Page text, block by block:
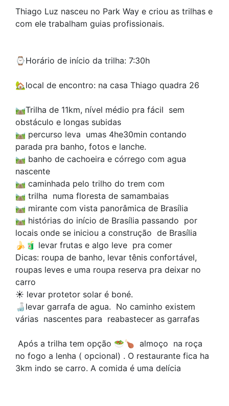
Thiago Luz nasceu no Park Way e criou as trilhas e
com ele trabalham guias profissionais.
⌚Horário de início da trilha: 7:30h
🏡local de encontro: na casa Thiago quadra 26
🛤Trilha de 11km, nível médio pra fácil sem
obstáculo e longas subidas
🛤 percurso leva umas 4he30min contando
parada pra banho, fotos e lanche.
🛤 banho de cachoeira e córrego com agua
nascente
🛤 caminhada pelo trilho do trem com
🛤 trilha numa floresta de samambaias
🛤 mirante com vista panorâmica de Brasília
🛤 histórias do início de Brasília passando por
locais onde se iniciou a construção de Brasília
🍌🧃 levar frutas e algo leve pra comer
Dicas: roupa de banho, levar tênis confortável,
roupas leves e uma roupa reserva pra deixar no
carro
☀️ levar protetor solar é boné.
🍶levar garrafa de agua. No caminho existem
várias nascentes para reabastecer as garrafas
Após a trilha tem opção 🥗🍗 almoço na roça
no fogo a lenha ( opcional) . O restaurante fica ha
3km indo se carro. A comida é uma delícia